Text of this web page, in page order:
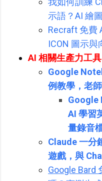
示語？AI 繪
Recraft 免費
ICON 圖示
AI 相關生產力工具
Google
例教學，老
Google
AI 學習
量錄音
Claude 一分
遊戲，與
Google Bard